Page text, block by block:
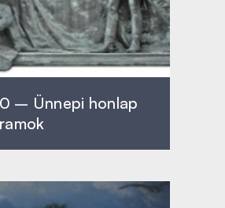
– Ünnepi honlap